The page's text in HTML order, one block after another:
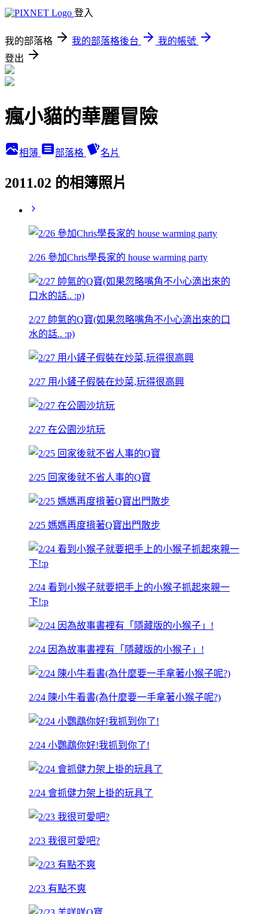
登入
我的部落格 我的部落格後台
我的帳號
登出
瘋小貓的華麗冒險
相簿 部落格 名片
2011.02 的相簿照片
2/26 參加Chris學長家的 house warming party
2/27 帥氣的Q寶(如果忽略嘴角不小心滴出來的口
水的話.. :p)
2/27 用小鏟子假裝在炒菜,玩得很高興
2/27 在公園沙坑玩
2/25 回家後就不省人事的Q寶
2/25 媽媽再度揹著Q寶出門散步
2/24 看到小猴子就要把手上的小猴子抓起來親一
下!:p
2/24 因為故事書裡有「隱藏版的小猴子」!
2/24 陳小牛看書(為什麼要一手拿著小猴子呢?)
2/24 小鸚鵡你好!我抓到你了!
2/24 會抓健力架上掛的玩具了
2/23 我很可愛吧?
2/23 有點不爽